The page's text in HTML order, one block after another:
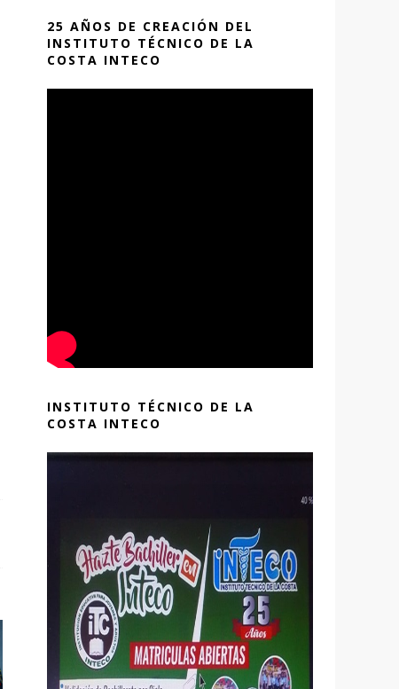
25 AÑOS DE CREACIÓN DEL
INSTITUTO TÉCNICO DE LA
COSTA INTECO
INSTITUTO TÉCNICO DE LA
COSTA INTECO